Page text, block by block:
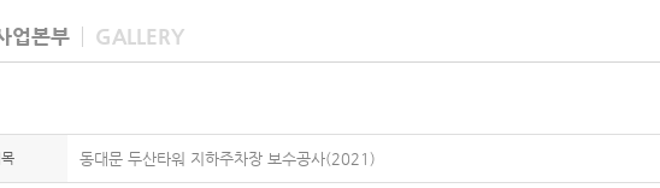
업본부 GALLERY
동대문 두산타워 지하주차장 보수공사(2021)